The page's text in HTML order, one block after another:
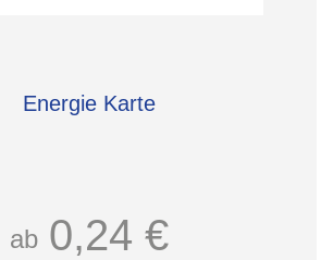
Energie Karte
ab 0,24 €